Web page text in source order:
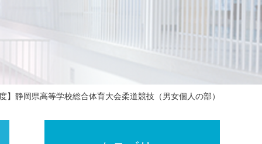
】静岡県高等学校総合体育大会柔道競技（男女個人の部）